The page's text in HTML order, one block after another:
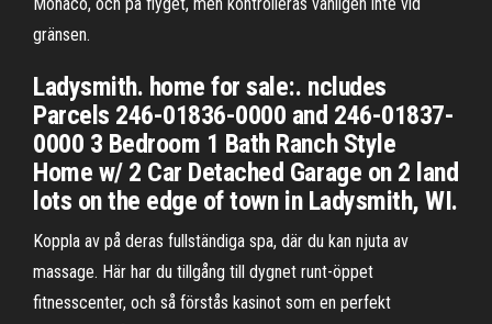
gränsen.
Ladysmith. home for sale:. ncludes
Parcels 246-01836-0000 and 246-01837-
0000 3 Bedroom 1 Bath Ranch Style
Home w/ 2 Car Detached Garage on 2 land
lots on the edge of town in Ladysmith, WI.
Koppla av på deras fullständiga spa, där du kan njuta av
massage. Här har du tillgång till dygnet runt-öppet
fitnesscenter, och så förstås kasinot som en perfekt